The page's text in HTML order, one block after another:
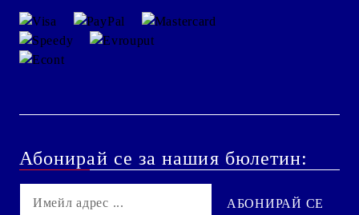
Абонирай се за нашия бюлетин: